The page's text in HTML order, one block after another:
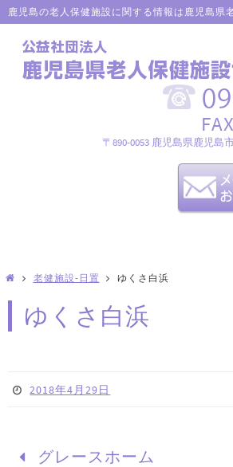
鹿児島の老人保健施設に関する情報は鹿児島県
〒890-0053 鹿児島県鹿児島
老健施設-日置 ゆくさ白浜
ゆくさ白浜
2018年4月29日
グレースホーム